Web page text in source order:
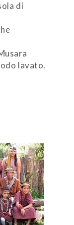
di
lavato.